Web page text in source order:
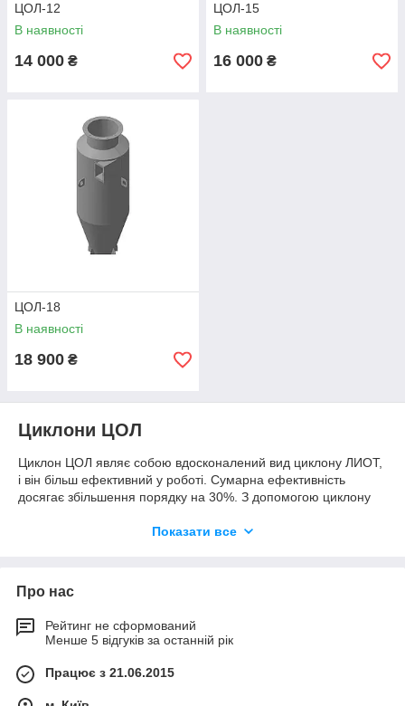
ЦОЛ-12
В наявності
14 000 ₴
ЦОЛ-15
В наявності
16 000 ₴
ЦОЛ-18
В наявності
18 900 ₴
Циклони ЦОЛ
Циклон ЦОЛ являє собою вдосконалений вид циклону ЛИОТ,
і він більш ефективний у роботі. Сумарна ефективність
досягає збільшення порядку на 30%. З допомогою циклону
крупні частки забруднень. Як приклад - зернові частинки і
сільськогосподарських кормів, піску та ін
ЦОЛ
Ефективність очищення досягає 90%;
Показати все
Про нас
Рейтинг не сформований
Менше 5 відгуків за останній рік
Працює з 21.06.2015